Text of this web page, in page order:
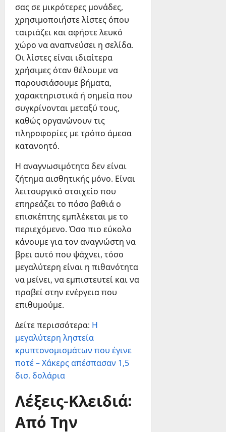
σας σε μικρότερες μονάδες,
χρησιμοποιήστε λίστες όπου
ταιριάζει και αφήστε λευκό
χώρο να αναπνεύσει η σελίδα.
Οι λίστες είναι ιδιαίτερα
χρήσιμες όταν θέλουμε να
παρουσιάσουμε βήματα,
χαρακτηριστικά ή σημεία που
συγκρίνονται μεταξύ τους,
καθώς οργανώνουν τις
πληροφορίες με τρόπο άμεσα
κατανοητό.
Η αναγνωσιμότητα δεν είναι
ζήτημα αισθητικής μόνο. Είναι
λειτουργικό στοιχείο που
επηρεάζει το πόσο βαθιά ο
επισκέπτης εμπλέκεται με το
περιεχόμενο. Όσο πιο εύκολο
κάνουμε για τον αναγνώστη να
βρει αυτό που ψάχνει, τόσο
μεγαλύτερη είναι η πιθανότητα
να μείνει, να εμπιστευτεί και να
προβεί στην ενέργεια που
επιθυμούμε.
Δείτε περισσότερα: Η
μεγαλύτερη ληστεία
κρυπτονομισμάτων που έγινε
ποτέ – Χάκερς απέσπασαν 1,5
δισ. δολάρια
Λέξεις-Κλειδιά:
Από Την